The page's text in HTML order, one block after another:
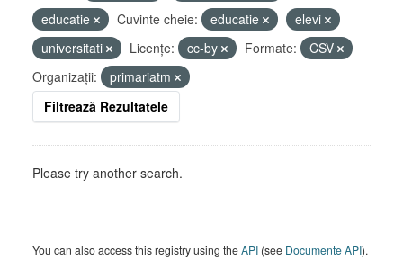
educatie
Cuvinte cheie: educatie
elevi
universitati
Licenţe: cc-by Formate:
CSV
Organizații:
primariatm
Filtrează Rezultatele
Please try another search.
You can also access this registry using theAPI (see Documente API).